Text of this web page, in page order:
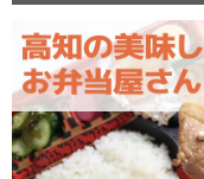
さんマッキー牧元の高知満
セレクション